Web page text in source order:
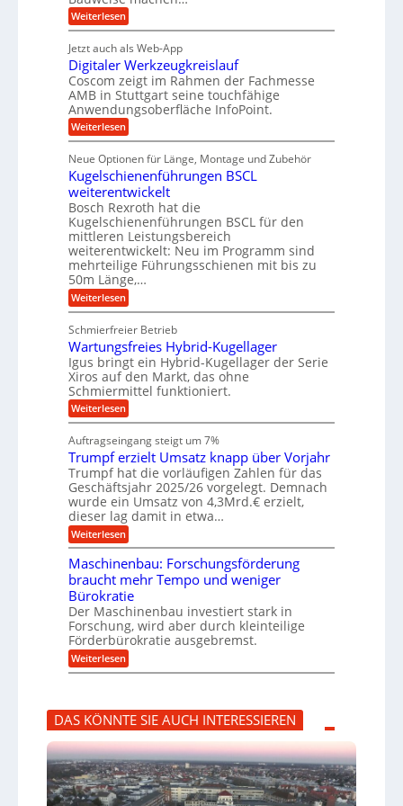
e
b
e
f
ü
r
r
a
e
U
m
g
e
b
u
n
g
n
r
a
g
s
e
i
n
g
a
n
g
w
i
c
h
t
i
g
e
r
a
l
s
M
a
s
c
h
i
n
e
n
g
e
t
r
i
e
b
e
f
ü
r
r
ä
i
s
e
H
u
b
b
e
w
e
g
u
n
g
e
n
Weiterlesen:
P
ä
z
i
s
i
o
n
f
r
A
u
t
o
m
o
t
i
v
e
u
n
d
M
a
s
c
h
i
n
n
b
a
u
Jetzt auch als Web-App
Digitaler Werkzeugkreislauf
Coscom zeigt im Rahmen der Fachmesse
AMB in Stuttgart seine touchfähige
Anwendungsoberfläche InfoPoint.
Weiterlesen:
D
g
i
t
a
l
e
r
W
e
r
k
z
e
u
g
k
r
e
i
s
l
a
u
f
Neue Optionen für Länge, Montage und Zubehör
Kugelschienenführungen BSCL
weiterentwickelt
Bosch Rexroth hat die
Kugelschienenführungen BSCL für den
mittleren Leistungsbereich
weiterentwickelt: Neu im Programm sind
mehrteilige Führungsschienen mit bis zu
50m Länge,…
Weiterlesen:
K
g
e
l
s
c
h
i
e
e
n
f
ü
h
r
u
n
g
e
B
S
C
L
w
e
i
t
e
n
w
i
c
k
e
Schmierfreier Betrieb
Wartungsfreies Hybrid-Kugellager
Igus bringt ein Hybrid-Kugellager der Serie
Xiros auf den Markt, das ohne
Schmiermittel funktioniert.
Weiterlesen:
W
r
t
u
n
g
s
f
r
e
i
e
s
H
y
b
r
i
d
-
g
e
l
l
a
g
e
r
Auftragseingang steigt um 7%
Trumpf erzielt Umsatz knapp über Vorjahr
Trumpf hat die vorläufigen Zahlen für das
Geschäftsjahr 2025/26 vorgelegt. Demnach
wurde ein Umsatz von 4,3Mrd.€ erzielt,
dieser lag damit in etwa…
Weiterlesen:
T
u
m
p
f
e
r
z
i
e
U
m
s
a
t
z
k
n
Maschinenbau: Forschungsförderung
braucht mehr Tempo und weniger
Bürokratie
Der Maschinenbau investiert stark in
Forschung, wird aber durch kleinteilige
Förderbürokratie ausgebremst.
Weiterlesen:
M
c
h
i
n
e
n
b
a
DAS KÖNNTE SIE AUCH INTERESSIEREN